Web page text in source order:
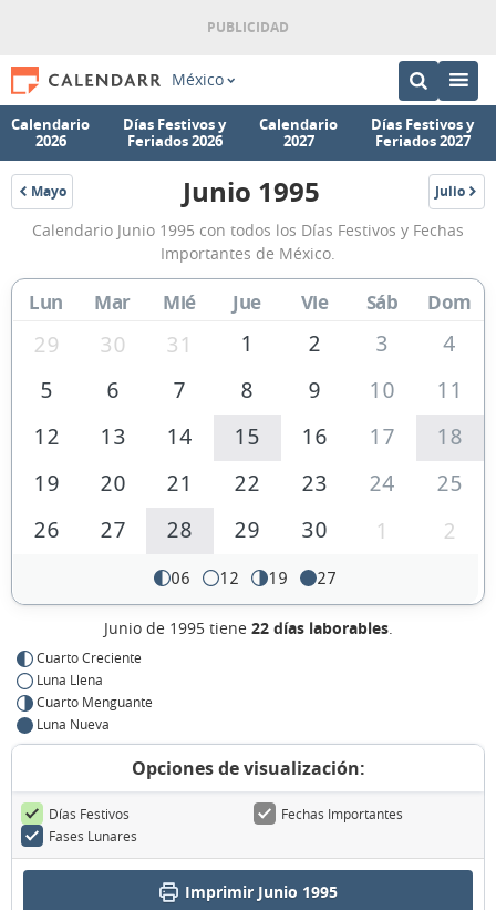
México
Calendario
2026
Días Festivos y
Feriados 2026
Calendario
2027
Días Festivos y
Feriados 2027
Mayo
1995
Calendario
Junio
1995
de
México
Junio 1995 Julio
1995
Calendario Junio 1995 con todos los Días Festivos y Fechas
Importantes de México.
Lun Mar Mié Jue Vie Sáb Dom
29 30 31 1 2 3
4
5
6 7 8 9 10
11
12
13 14 15 16 17
18
19
20 21 22 23 24
25
26
27 28 29 30 1 2
06 12 19 27
Junio de 1995 tiene 22 días laborables.
Cuarto Creciente
Luna Llena
Cuarto Menguante
Luna Nueva
Opciones de visualización:
Días Festivos
Fechas Importantes
Fases Lunares
Imprimir Junio 1995